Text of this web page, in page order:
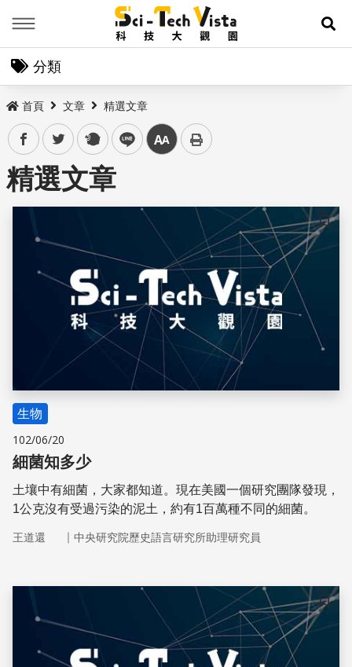
展
分類
首頁 文章 精選文章
facebooktwitter plurk line 中
精選文章
儲存
生物
102/06/20
細菌知多少
土壤中有細菌，大家都知道。現在美國一個研究團隊發現，
1公克沒有受過污染的泥土，約有1百萬種不同的細菌。
王道還 ｜ 中央研究院歷史語言研究所助理研究員
儲存